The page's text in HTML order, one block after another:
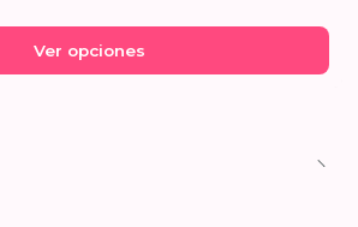
Ver opciones